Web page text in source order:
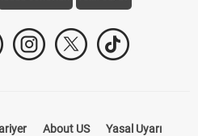
iddaa Sonuçları Aktif Sayaç